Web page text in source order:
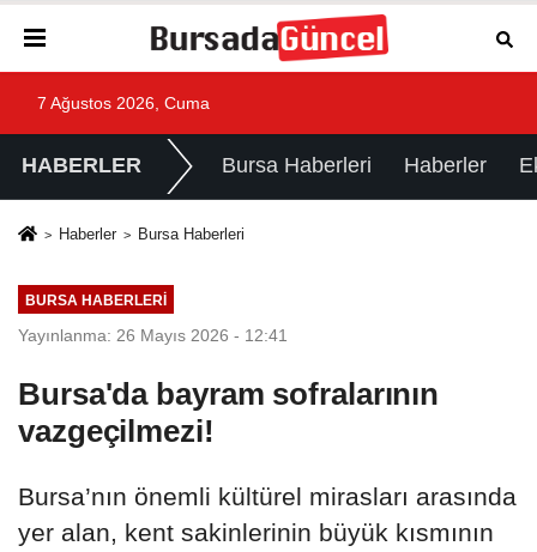
7 Ağustos 2026, Cuma
HABERLER Bursa Haberleri Haberler
Haberler Bursa Haberleri
BURSA HABERLERI
Yayınlanma: 26 Mayıs 2026 - 12:41
Bursa'da bayram sofralarının
vazgeçilmezi!
Bursa’nın önemli kültürel mirasları arasında
yer alan, kent sakinlerinin büyük kısmının